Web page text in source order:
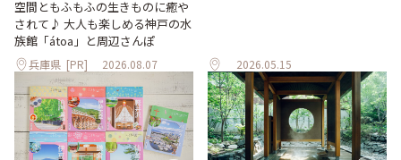
空間ともふもふの生きものに癒や
されて♪ 大人も楽しめる神戸の水
族館「átoa」と周辺さんぽ
兵庫県 [PR] 2026.08.07 2026.05.15